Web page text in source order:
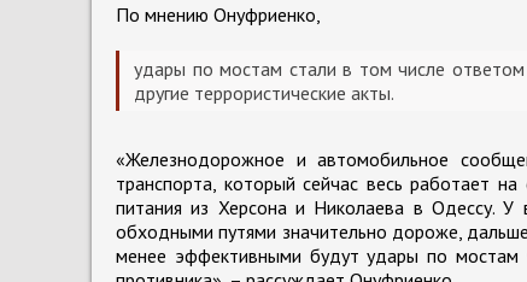
По мнению Онуфриенко,
удары по мостам стали в том числе
другие террористические акты.
«Железнодорожное и автомобильное
транспорта, который сейчас весь работает
питания из Херсона и Николаева в Одессу.
обходными путями значительно дороже,
менее эффективными будут удары по мостам